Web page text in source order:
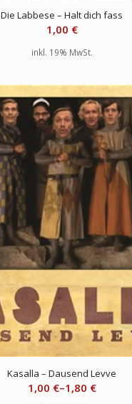
Die Labbese – Halt dich fass
1,00 €
inkl. 19% MwSt.
Kasalla – Dausend Levve
1,00 €–1,80 €